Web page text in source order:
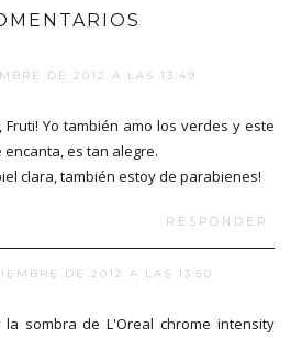
DE 2012 A LAS 13:49
Yo también amo los verdes y este
es tan alegre.
clara, también estoy de parabienes!
RESPONDER
DE 2012 A LAS 13:50
sombra de L'Oreal chrome intensity